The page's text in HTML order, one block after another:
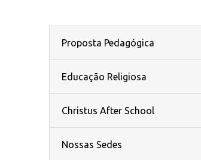
Proposta Pedagógica
Educação Religiosa
Christus After School
Nossas Sedes